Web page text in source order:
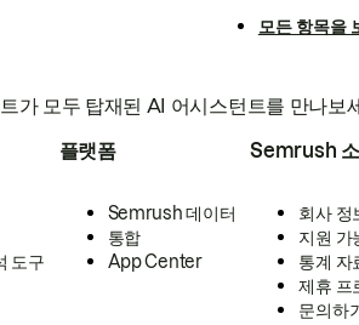
모든 항목을
가 모두 탑재된 AI 어시스턴트를 만나보
도구
플랫폼
Semrush 데이터
통합
App Center
Semrush
회사 정
지원 가
통계 자
제휴 프
문의하